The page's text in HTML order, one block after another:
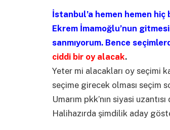
İstanbul’a hemen hemen
Ekrem İmamoğlu’nun
sanmıyorum. Bence
ciddi bir oy alacak.
Yeter mi alacakları oy seçimi
seçime girecek olması seçim
Umarım pkk’nın siyasi
Halihazırda şimdilik aday